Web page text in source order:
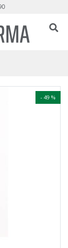
- 49 %